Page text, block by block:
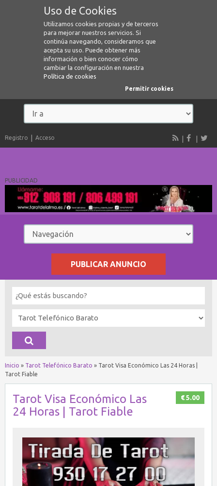
Uso de Cookies
Utilizamos cookies propias y de terceros
para mejorar nuestros servicios. Si
continúa navegando, consideramos que
acepta su uso. Puede obtener más
información o bien conocer cómo
cambiar la configuración en nuestra
Política de cookies
Permitir cookies
Registro Acceso
PUBLICIDAD
PUBLICAR ANUNCIO
Inicio » Tarot Telefónico Barato » Tarot Visa Económico Las 24 Horas |
Tarot Fiable
€ 5.00
Tarot Visa Económico Las
24 Horas | Tarot Fiable